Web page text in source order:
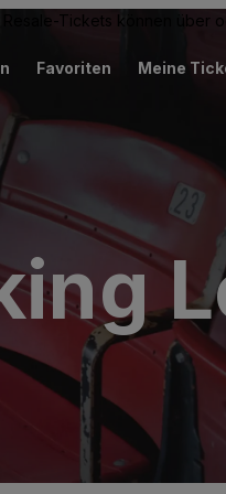
Tickets können über
Favoriten Meine